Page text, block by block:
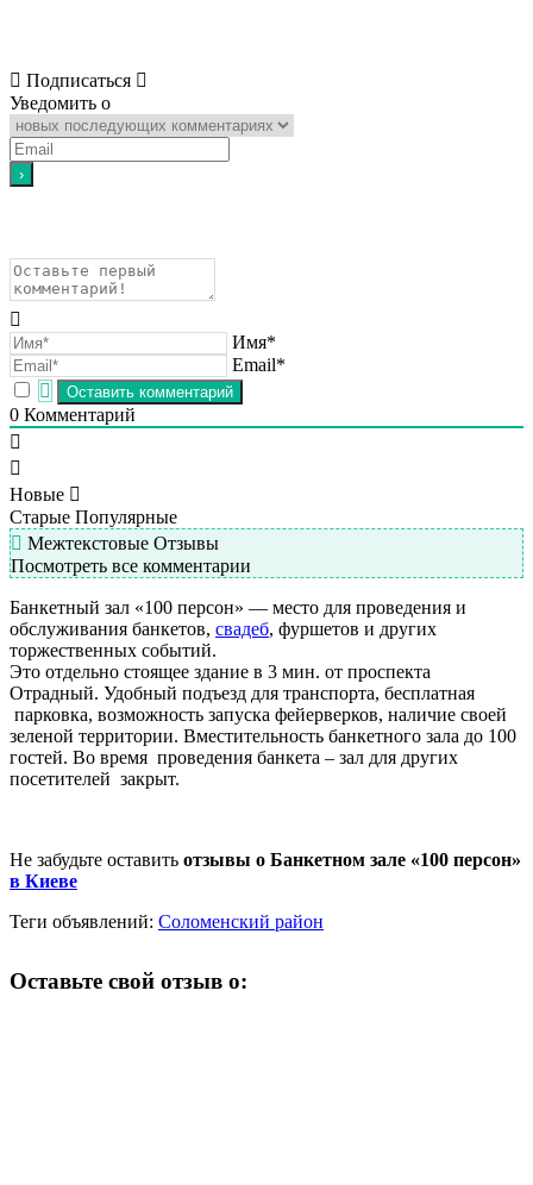
Подписаться
Уведомить о
Имя*
Email*
0 Комментарий
Новые
Старые Популярные
Межтекстовые Отзывы
Посмотреть все комментарии
Банкетный зал «100 персон» — место для проведения и
обслуживания банкетов, свадеб, фуршетов и других
торжественных событий.
Это отдельно стоящее здание в 3 мин. от проспекта
Отрадный. Удобный подъезд для транспорта, бесплатная
парковка, возможность запуска фейерверков, наличие своей
зеленой территории. Вместительность банкетного зала до 100
гостей. Во время проведения банкета – зал для других
посетителей закрыт.
Не забудьте оставить отзывы о Банкетном зале «100 персон»
в Киеве
Теги объявлений: Соломенский район
Оставьте свой отзыв о: